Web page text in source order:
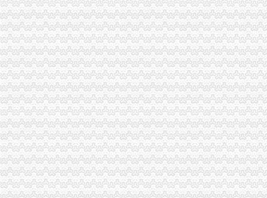
重庆蓝鼎影视媒有限公司,主营：影视制作的策划；承办经批准的文
【重庆代理记账|重庆代理记账公司】-重庆58分类网
山东莱德管阀有限公司（重庆代理）-商铺
重庆旅游新报社有限公司
重庆渝中区泰国乳胶枕头教大家如何买到正宗的泰国乳胶枕头_第1页_
渝中区铝管的价格_铝信